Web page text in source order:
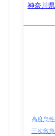
神奈川
高度急
三次救急